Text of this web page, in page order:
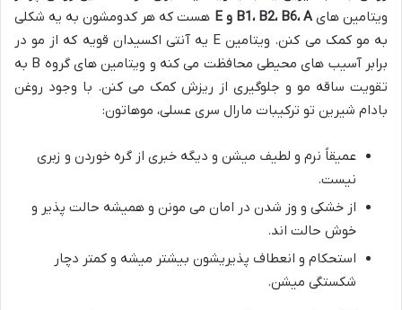
ویتامین هایB1، B2، B6، A و E
هست که هر کدومشون به یه شکلی
به مو کمک می کنن. ویتامین E یه آنتی اکسیدان قویه که از مو در
برابر آسیب های محیطی محافظت می کنه و ویتامین های گروه B به
تقویت ساقه مو و جلوگیری از ریزش کمک می کنن. با وجود روغن
بادام شیرین تو ترکیبات مارال سری عسلی، موهاتون:
عمیقاً نرم و لطیف میشن و دیگه خبری از گره خوردن و زبری
نیست.
از خشکی و وز شدن در امان می مونن و همیشه حالت پذیر و
خوش حالت اند.
استحکام و انعطاف پذیریشون بیشتر میشه و کمتر دچار
شکستگی میشن.